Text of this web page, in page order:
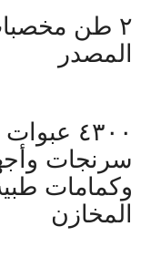
٢ طن
المصدر
٤٣٠٠
سرنجات
وكمامات
المخازن